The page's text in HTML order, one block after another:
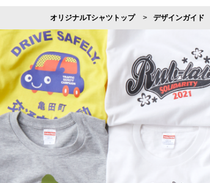
Tシャツ
ブルゾン・コート
ハッピ
オリジナルTシャツトップ デザインガイド